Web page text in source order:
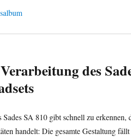
des
SA 810 gibt schnell zu erkennen,
handelt: Die gesamte Gestaltung